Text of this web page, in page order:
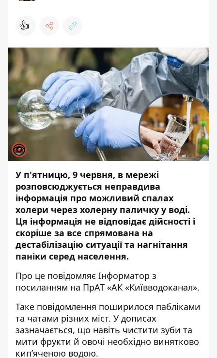
👍
У п'ятницю, 9 червня, в мережі
розповсюджується неправдива
інформація про можливий спалах
холери через холерну паличку у воді.
Ця інформація не відповідає дійсності і
скоріше за все спрямована на
дестабілізацію ситуації та нагнітання
паніки серед населення.
Про це повідомляє Інформатор з
посиланням на ПрАТ «АК «Київводоканал».
Таке повідомлення поширилося пабліками
та чатами різних міст. У дописах
зазначається, що навіть чистити зуби та
мити фрукти й овочі необхідно винятково
кип’яченою водою.